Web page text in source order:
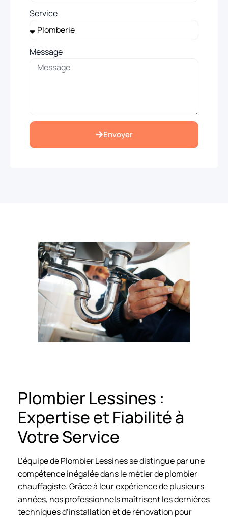
Service
Message
Envoyer
Plombier Lessines :
Expertise et Fiabilité à
Votre Service
L’équipe de Plombier Lessines se distingue par une
compétence inégalée dans le métier de plombier
chauffagiste. Grâce à leur expérience de plusieurs
années, nos professionnels maîtrisent les dernières
techniques d’installation et de rénovation pour